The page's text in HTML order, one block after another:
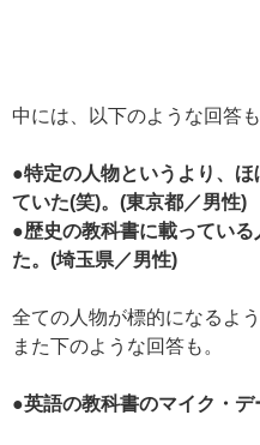
中には、以下のような回答も
●特定の人物というより、
ていた(笑)。(東京都／男性)
●歴史の教科書に載ってい
た。(埼玉県／男性)
全ての人物が標的になるよう
また下のような回答も。
●英語の教科書のマイク・